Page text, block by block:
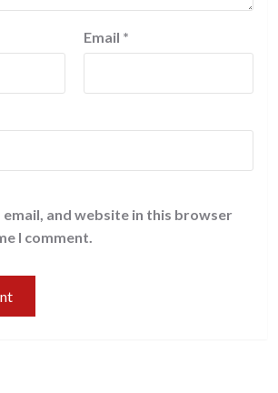
Email *
email, and website in this browser
I comment.